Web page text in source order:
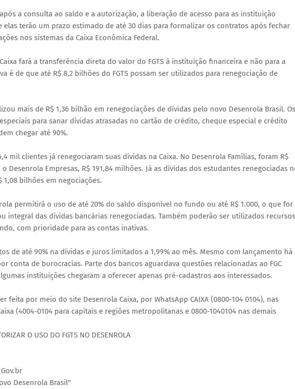
a consulta ao saldo e a autorização, a liberação de acesso para as instituição
elas terão um prazo estimado de até 30 dias para formalizar os contratos após fechar
nos sistemas da Caixa Econômica Federal.
fará a transferência direta do valor do FGTS à instituição financeira e não para a
é de que até R$ 8,2 bilhões do FGTS possam ser utilizados para renegociação de
mais de R$ 1,36 bilhão em renegociações de dívidas pelo novo Desenrola Brasil. Os
para sanar dívidas atrasadas no cartão de crédito, cheque especial e crédito
chegar até 90%.
mil clientes já renegociaram suas dívidas na Caixa. No Desenrola Famílias, foram R$
Desenrola Empresas, R$ 191,84 milhões. Já as dívidas dos estudantes renegociadas
1,08 bilhões em negociações.
permitirá o uso de até 20% do saldo disponível no fundo ou até R$ 1.000, o que for
integral das dívidas bancárias renegociadas. Também poderão ser utilizados recursos
com prioridade para as contas inativas.
de até 90% na dívidas e juros limitados a 1,99% ao mês. Mesmo com lançamento há
conta de burocracias. Parte dos bancos aguardava questões relacionadas ao FGC
instituições chegaram a oferecer apenas pré-cadastros aos interessados.
feita por meio do site Desenrola Caixa, por WhatsApp CAIXA (0800-104 0104), nas
(4004-0104 para capitais e regiões metropolitanas e 0800-1040104 nas demais
O USO DO FGTS NO DESENROLA
Desenrola Brasil"